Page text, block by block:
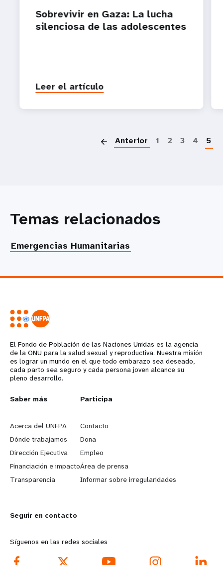
Sobrevivir en Gaza: La lucha
silenciosa de las adolescentes
Leer el artículo
Anterior 1 2 3 4 5
Temas relacionados
Emergencias Humanitarias
El Fondo de Población de las Naciones Unidas es la agencia
de la ONU para la salud sexual y reproductiva. Nuestra misión
es lograr un mundo en el que todo embarazo sea deseado,
cada parto sea seguro y cada persona joven alcance su
pleno desarrollo.
L
e
a
r
n
o
r
Saber más
Acerca del UNFPA
Dónde trabajamos
Dirección Ejecutiva
Financiación e impacto
Transparencia
G
o
b
e
y
d
Participa
Contacto
Dona
Empleo
Área de prensa
Informar sobre irregularidades
Seguir en contacto
Síguenos en las redes sociales